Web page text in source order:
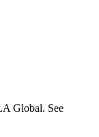
Global. See